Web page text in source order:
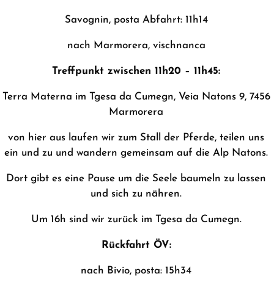
Savognin, posta Abfahrt: 11h14
nach Marmorera, vischnanca
Treffpunkt zwischen 11h20 – 11h45:
Terra Materna im Tgesa da Cumegn, Veia Natons 9, 7456
Marmorera
von hier aus laufen wir zum Stall der Pferde, teilen uns
ein und zu und wandern gemeinsam auf die Alp Natons.
Dort gibt es eine Pause um die Seele baumeln zu lassen
und sich zu nähren.
Um 16h sind wir zurück im Tgesa da Cumegn.
Rückfahrt ÖV:
nach Bivio, posta: 15h34